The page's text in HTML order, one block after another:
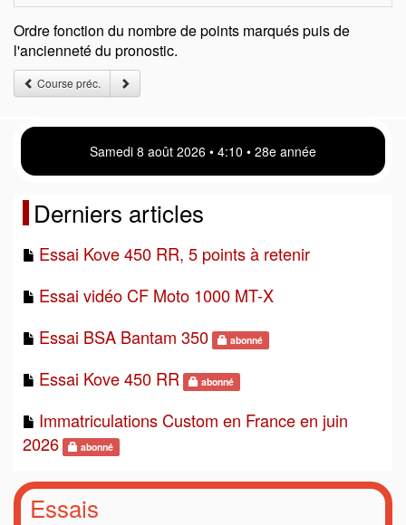
Ordre fonction du nombre de points marqués puis de
l'ancienneté du pronostic.
Course préc.
Samedi 8 août 2026 • 4 10 • 28e année
Derniers articles
Essai Kove 450 RR, 5 points à retenir
Essai vidéo CF Moto 1000 MT-X
Essai BSA Bantam 350
abonné
Essai Kove 450 RR abonné
Immatriculations Custom en France en juin
2026
abonné
Essais